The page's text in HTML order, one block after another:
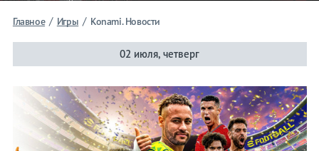
Главное / Игры / Konami. Новости
02 июля, четверг